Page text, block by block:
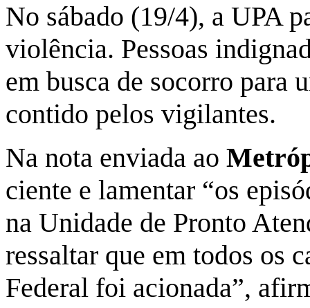
No sábado (19/4), a UPA
violência. Pessoas
em busca de socorro para
contido pelos vigilantes.
Na nota enviada ao
ciente e lamentar “os
na Unidade de Pronto
ressaltar que em todos os
Federal foi acionada”,